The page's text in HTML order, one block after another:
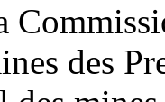
des